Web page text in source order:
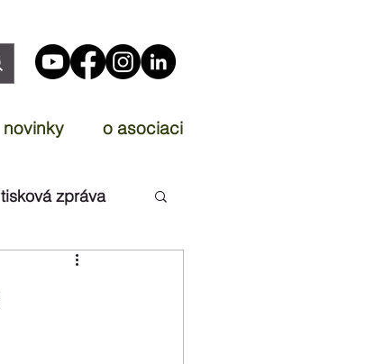
novinky o asociaci
tisková zpráva